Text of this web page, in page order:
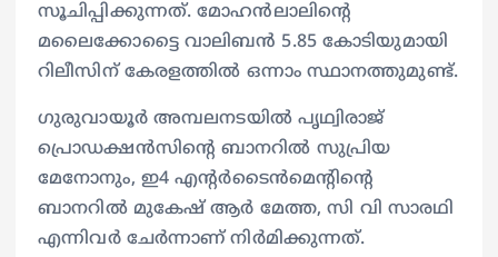
സൂചിപ്പിക്കുന്നത്. മോഹൻലാലിന്റെ
മലൈക്കോട്ടൈ വാലിബൻ 5.85 കോടിയുമായി
റിലീസിന് കേരളത്തില്‍ ഒന്നാം സ്ഥാനത്തുമുണ്ട്.
ഗുരുവായൂര്‍ അമ്പലനടയില്‍ പൃഥ്വിരാജ്
പ്രൊഡക്ഷന്‍സിന്റെ ബാനറില്‍ സുപ്രിയ
മേനോനും, ഇ4 എന്റര്‍ടൈന്‍മെന്റിന്റെ
ബാനറില്‍ മുകേഷ് ആര്‍ മേത്ത, സി വി സാരഥി
എന്നിവര്‍ ചേര്‍ന്നാണ് നിര്‍മിക്കുന്നത്.